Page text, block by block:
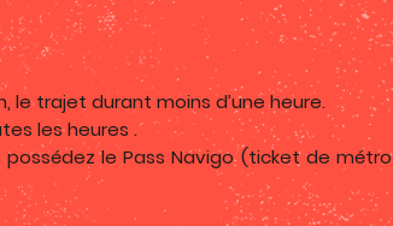
le trajet durant moins d’une heure.
les heures .
le Pass Navigo (ticket de métro